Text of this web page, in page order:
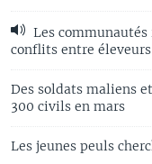
Les
conflits entre
Des soldats maliens
300 civils en mars
Les jeunes peuls